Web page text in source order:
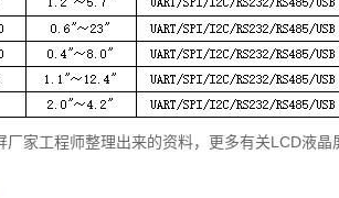
厂家工程师整理出来的资料，更多有关LCD液